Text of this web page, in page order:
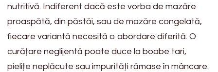
nutritivă. Indiferent dacă este vorba de mazăre
proaspătă, din păstăi, sau de mazăre congelată,
fiecare variantă necesită o abordare diferită. O
curățare neglijentă poate duce la boabe tari,
pielițe neplăcute sau impurități rămase în mâncare.